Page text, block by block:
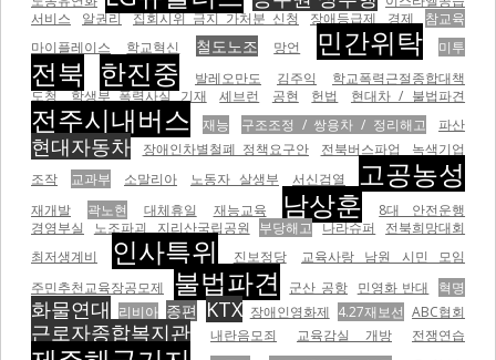
서비스
알권리 집회시위 금지 가처분 신청 장애등급제 경제
참교육
마이플레이스
학교혁신 철도노조 망언 민간위탁 미투
전북 한진중 발레오만도 김주익
학교폭력근절종합대책
도청
학생부 폭력사실 기재 셰브런 공현 헌법 현대차 / 불법파견
전주시내버스 재능 구조조정 / 쌍용차 / 정리해고 파산
현대자동차 장애인차별철폐 정책요구안 전북버스파업
녹색기업
조작
교과부 소말리아 노동자 살생부 서신검열 고공농성
재개발 곽노현 대체휴일 재능교육 남상훈
8대 안전운행
경영부실
노조파괴 지리산국립공원 부당해고 나라슈퍼
전북희망대회
최저생계비
인사특위 진보정당
교육사랑 남원 시민 모임
주민추천교육장공모제 불법파견 군산 공항 민영화 반대 혁명
화물연대 리비아 종편 KTX 장애인영화제 4.27재보선 ABC협회
근로자종합복지관 내란음모죄 교육감실 개방 전쟁연습